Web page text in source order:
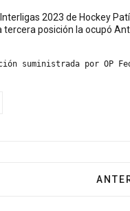
2023 de Hockey
tercera posición la ocupó
suministrada por OP